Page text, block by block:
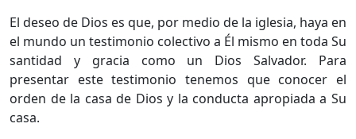
El deseo de Dios es que, por medio de la iglesia, haya en
el mundo un testimonio colectivo a Él mismo en toda Su
santidad y gracia como un Dios Salvador. Para
presentar este testimonio tenemos que conocer el
orden de la casa de Dios y la conducta apropiada a Su
casa.